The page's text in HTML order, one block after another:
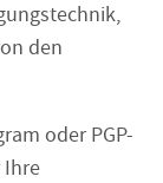
den
oder PGP-
Ihre